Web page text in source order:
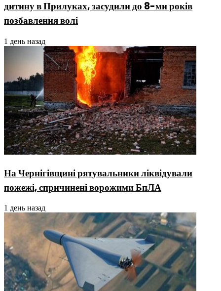
дитину в Прилуках, засудили до 8-ми років
позбавлення волі
1 день назад
На Чернігівщині рятувальники ліквідували
пожежі, спричинені ворожими БпЛА
1 день назад